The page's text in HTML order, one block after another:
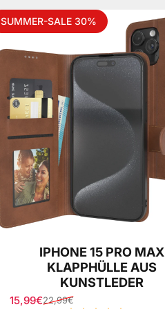
SUMMER-SALE 30%
IPHONE 15 PRO MAX
KLAPPHÜLLE AUS
KUNSTLEDER
Verkaufspreis
15,99€
Normaler Preis
22,99€